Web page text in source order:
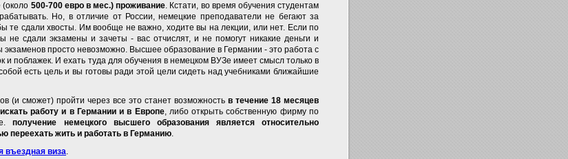
(около 500-700 евро в мес.) проживание. Кстати, во время обучения студентам
Но, в отличие от России, немецкие преподаватели не бегают за
те сдали хвосты. Им вообще не важно, ходите вы на лекции, или нет. Если по
не сдали экзамены и зачеты - вас отчислят, и не помогут никакие деньги и
экзаменов просто невозможно. Высшее образование в Германии - это работа с
и поблажек. И ехать туда для обучения в немецком ВУЗе имеет смысл только в
есть цель и вы готовы ради этой цели сидеть над учебниками ближайшие
(и сможет) пройти через все это станет возможность в течение 18 месяцев
работу и в Германии и в Европе, либо открыть собственную фирму по
получение немецкого высшего образования является относительно
переехать жить и работать в Германию.
въездная виза.